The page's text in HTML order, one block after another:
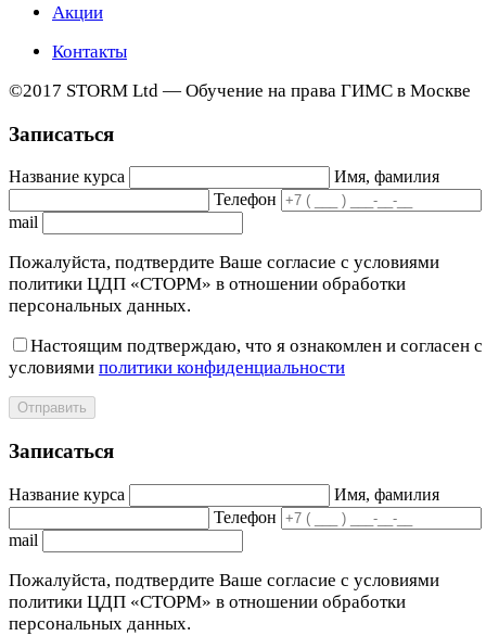
Акции
Контакты
©2017 STORM Ltd — Обучение на права ГИМС в Москве
Записаться
Название курса
Имя, фамилия
Телефон
mail
Пожалуйста, подтвердите Ваше согласие с условиями
политики ЦДП «СТОРМ» в отношении обработки
персональных данных.
Настоящим подтверждаю, что я ознакомлен и согласен с
условиями политики конфиденциальности
Отправить
Записаться
Название курса
Имя, фамилия
Телефон
mail
Пожалуйста, подтвердите Ваше согласие с условиями
политики ЦДП «СТОРМ» в отношении обработки
персональных данных.